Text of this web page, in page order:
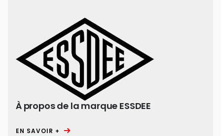
À propos de la marque ESSDEE
EN SAVOIR +